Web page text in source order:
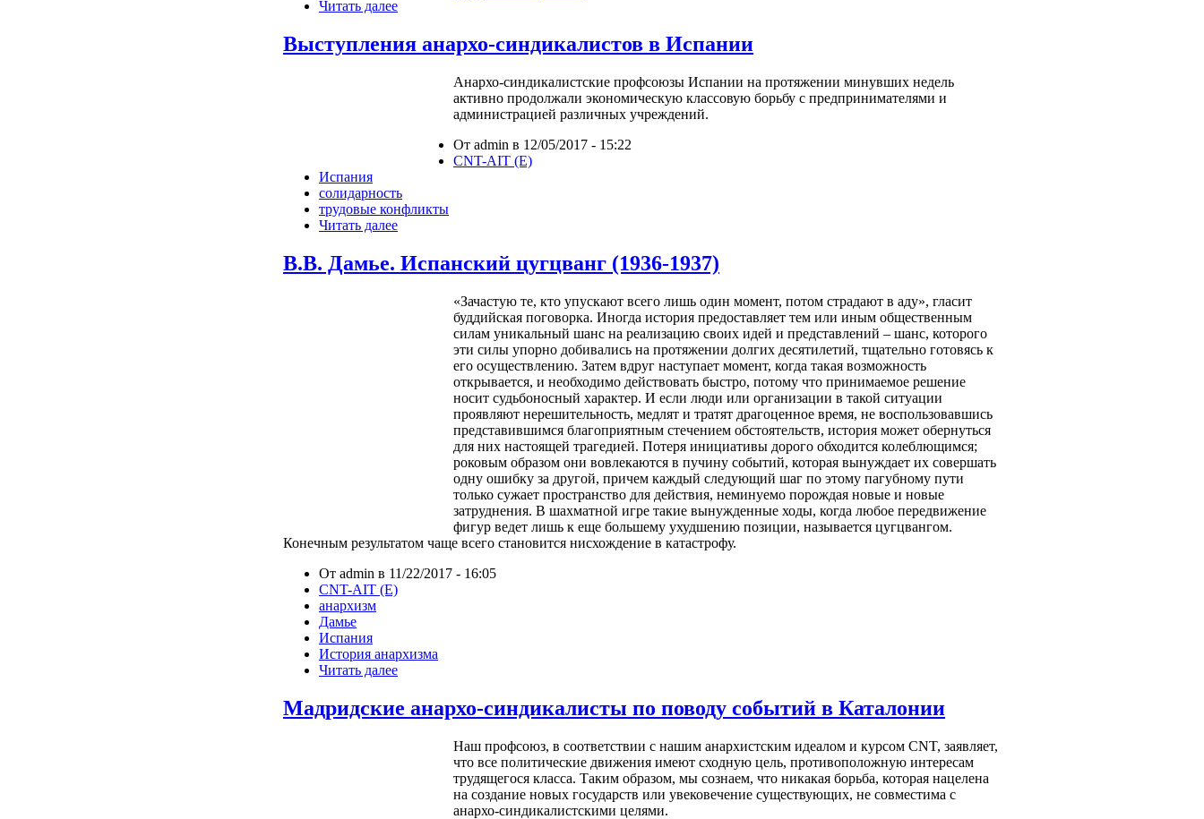
Читать далее
Выступления анархо-синдикалистов в Испании
Анархо-синдикалистские профсоюзы Испании на протяжении минувших недель
активно продолжали экономическую классовую борьбу с предпринимателями и
администрацией различных учреждений.
От admin в 12/05/2017 - 15:22
CNT-AIT (E)
Испания
солидарность
трудовые конфликты
Читать далее
В.В. Дамье. Испанский цугцванг (1936-1937)
«Зачастую те, кто упускают всего лишь один момент, потом страдают в аду», гласит
буддийская поговорка. Иногда история предоставляет тем или иным общественным
силам уникальный шанс на реализацию своих идей и представлений – шанс, которого
эти силы упорно добивались на протяжении долгих десятилетий, тщательно готовясь к
его осуществлению. Затем вдруг наступает момент, когда такая возможность
открывается, и необходимо действовать быстро, потому что принимаемое решение
носит судьбоносный характер. И если люди или организации в такой ситуации
проявляют нерешительность, медлят и тратят драгоценное время, не воспользовавшись
представившимся благоприятным стечением обстоятельств, история может обернуться
для них настоящей трагедией. Потеря инициативы дорого обходится колеблющимся;
роковым образом они вовлекаются в пучину событий, которая вынуждает их совершать
одну ошибку за другой, причем каждый следующий шаг по этому пагубному пути
только сужает пространство для действия, неминуемо порождая новые и новые
затруднения. В шахматной игре такие вынужденные ходы, когда любое передвижение
фигур ведет лишь к еще большему ухудшению позиции, называется цугцвангом.
Конечным результатом чаще всего становится нисхождение в катастрофу.
От admin в 11/22/2017 - 16:05
CNT-AIT (E)
анархизм
Дамье
Испания
История анархизма
Читать далее
Мадридские анархо-синдикалисты по поводу событий в Каталонии
Наш профсоюз, в соответствии с нашим анархистским идеалом и курсом CNT, заявляет,
что все политические движения имеют сходную цель, противоположную интересам
трудящегося класса. Таким образом, мы сознаем, что никакая борьба, которая нацелена
на создание новых государств или увековечение существующих, не совместима с
анархо-синдикалистскими целями.